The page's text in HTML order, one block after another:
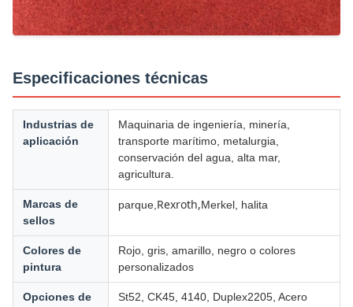
Especificaciones técnicas
Industrias de
aplicación
Maquinaria de ingeniería, minería,
transporte marítimo, metalurgia,
conservación del agua, alta mar,
agricultura.
Marcas de
sellos
parque, Rexroth,Merkel, halita
Colores de
pintura
Rojo, gris, amarillo, negro o colores
personalizados
Opciones de
St52, CK45, 4140, Duplex2205, Acero